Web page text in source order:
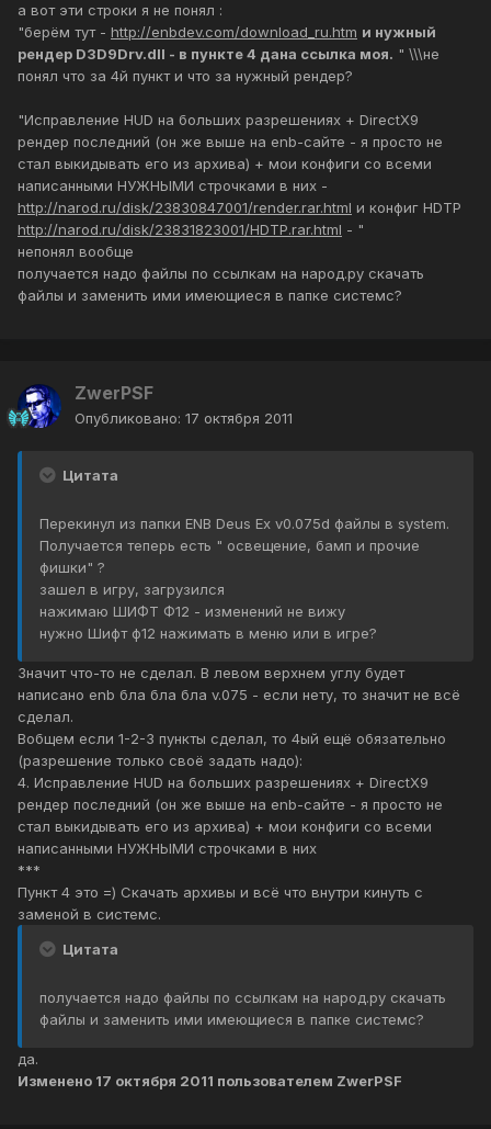
а вот эти строки я не понял :
"берём тут - http://enbdev.com/download_ru.htm и нужный
рендер D3D9Drv.dll - в пункте 4 дана ссылка моя. " \\\не
понял что за 4й пункт и что за нужный рендер?
"Исправление HUD на больших разрешениях + DirectX9
рендер последний (он же выше на enb-сайте - я просто не
стал выкидывать его из архива) + мои конфиги со всеми
написанными НУЖНЫМИ строчками в них -
http://narod.ru/disk/23830847001/render.rar.html и конфиг HDTP
http://narod.ru/disk/23831823001/HDTP.rar.html - "
непонял вообще
получается надо файлы по ссылкам на народ.ру скачать
файлы и заменить ими имеющиеся в папке системс?
ZwerPSF
Опубликовано: 17 октября 2011
Цитата
Перекинул из папки ENB Deus Ex v0.075d файлы в system.
Получается теперь есть " освещение, бамп и прочие
фишки" ?
зашел в игру, загрузился
нажимаю ШИФТ Ф12 - изменений не вижу
нужно Шифт ф12 нажимать в меню или в игре?
Значит что-то не сделал. В левом верхнем углу будет
написано enb бла бла бла v.075 - если нету, то значит не всё
сделал.
Вобщем если 1-2-3 пункты сделал, то 4ый ещё обязательно
(разрешение только своё задать надо):
4. Исправление HUD на больших разрешениях + DirectX9
рендер последний (он же выше на enb-сайте - я просто не
стал выкидывать его из архива) + мои конфиги со всеми
написанными НУЖНЫМИ строчками в них
***
Пункт 4 это =) Скачать архивы и всё что внутри кинуть с
заменой в системс.
Цитата
получается надо файлы по ссылкам на народ.ру скачать
файлы и заменить ими имеющиеся в папке системс?
да.
Изменено 17 октября 2011 пользователем ZwerPSF